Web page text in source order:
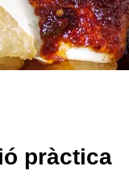
pràctica